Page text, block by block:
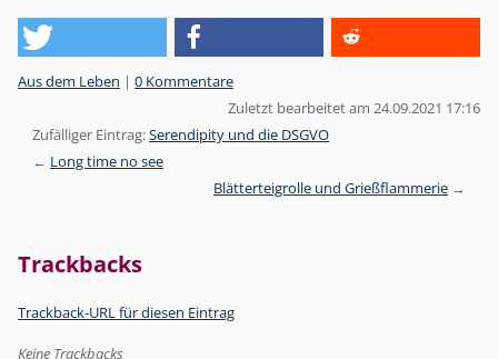
Kategorien:
Aus dem Leben | 0 Kommentare
Zuletzt bearbeitet am 24.09.2021 17:16
Zufälliger Eintrag:Serendipity und die DSGVO
Long time no see
Blätterteigrolle und Grießflammerie
Trackbacks
Trackback-URL für diesen Eintrag
Keine Trackbacks